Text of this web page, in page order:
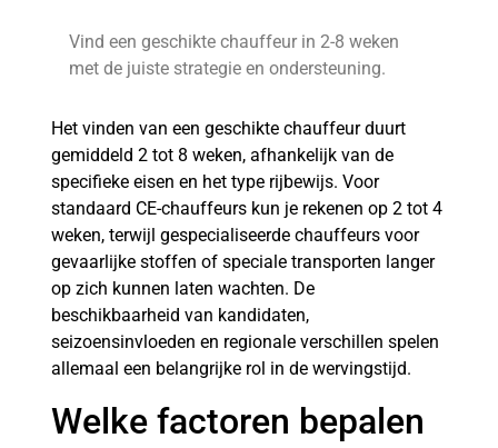
Vind een geschikte chauffeur in 2-8 weken
met de juiste strategie en ondersteuning.
Het vinden van een geschikte chauffeur duurt
gemiddeld 2 tot 8 weken, afhankelijk van de
specifieke eisen en het type rijbewijs. Voor
standaard CE-chauffeurs kun je rekenen op 2 tot 4
weken, terwijl gespecialiseerde chauffeurs voor
gevaarlijke stoffen of speciale transporten langer
op zich kunnen laten wachten. De
beschikbaarheid van kandidaten,
seizoensinvloeden en regionale verschillen spelen
allemaal een belangrijke rol in de wervingstijd.
Welke factoren bepalen